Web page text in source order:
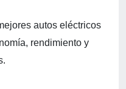
autos eléctricos
rendimiento y